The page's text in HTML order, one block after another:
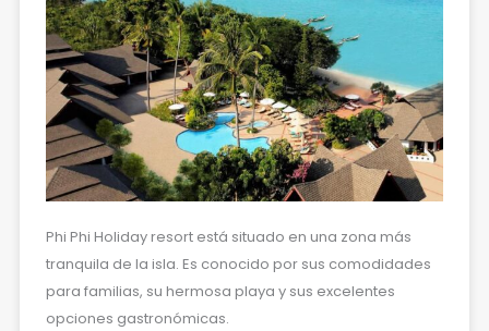
Phi Phi Holiday resort está situado en una zona más
tranquila de la isla. Es conocido por sus comodidades
para familias, su hermosa playa y sus excelentes
opciones gastronómicas.